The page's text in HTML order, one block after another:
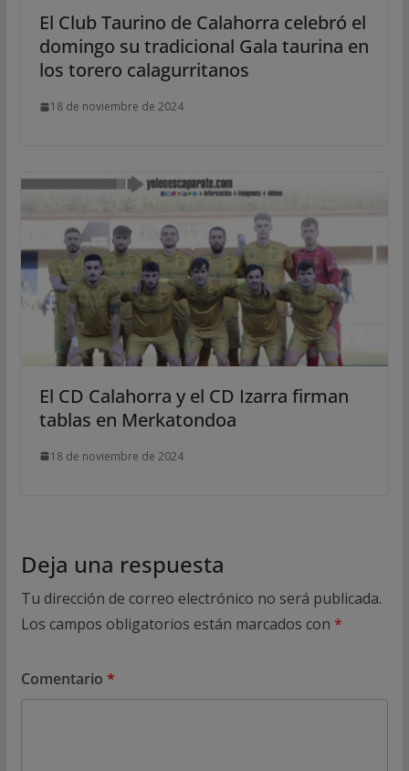
El Club Taurino de Calahorra celebró el
domingo su tradicional Gala taurina en
los torero calagurritanos
18 de noviembre de 2024
El CD Calahorra y el CD Izarra firman
tablas en Merkatondoa
18 de noviembre de 2024
Deja una respuesta
Tu dirección de correo electrónico no será publicada.
Los campos obligatorios están marcados con *
Comentario *